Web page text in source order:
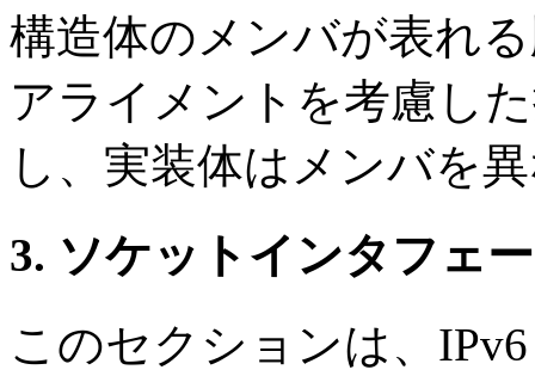
構造体のメンバが表れ
アライメントを考慮し
し、実装体はメンバを
3. ソケットインタフェ
このセクションは、